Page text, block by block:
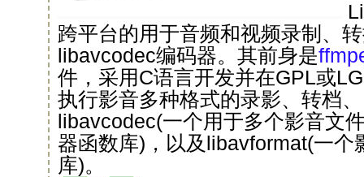
跨平台的用于音频和视频录制、
libavcodec编码器。其前身是
件，采用C语言开发并在GPL或
执行影音多种格式的录影、转档
libavcodec(一个用于多个影音文
器函数库)，以及libavformat(一个
库)。